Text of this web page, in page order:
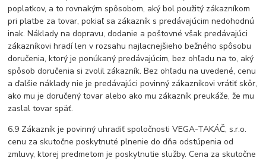
poplatkov, a to rovnakým spôsobom, aký bol použitý zákazníkom
pri platbe za tovar, pokiaľ sa zákazník s predávajúcim nedohodnú
inak. Náklady na dopravu, dodanie a poštovné však predávajúci
zákazníkovi hradí len v rozsahu najlacnejšieho bežného spôsobu
doručenia, ktorý je ponúkaný predávajúcim, bez ohľadu na to, aký
spôsob doručenia si zvolil zákazník. Bez ohľadu na uvedené, cenu
a ďalšie náklady nie je predávajúci povinný zákazníkovi vrátiť skôr,
ako mu je doručený tovar alebo ako mu zákazník preukáže, že mu
zaslal tovar späť.
6.9 Zákazník je povinný uhradiť spoločnosti VEGA-TAKÁČ, s.r.o.
cenu za skutočne poskytnuté plnenie do dňa odstúpenia od
zmluvy, ktorej predmetom je poskytnutie služby. Cena za skutočne